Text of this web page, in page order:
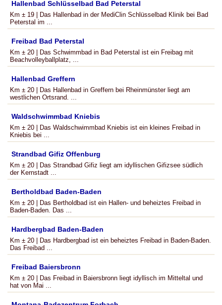
Hallenbad Schlüsselbad Bad Peterstal
Km ± 19 | Das Hallenbad in der MediClin Schlüsselbad Klinik bei Bad
Peterstal im ...
Freibad Bad Peterstal
Km ± 20 | Das Schwimmbad in Bad Peterstal ist ein Freibag mit
Beachvolleyballplatz, ...
Hallenbad Greffern
Km ± 20 | Das Hallenbad in Greffern bei Rheinmünster liegt am
westlichen Ortsrand. ...
Waldschwimmbad Kniebis
Km ± 20 | Das Waldschwimmbad Kniebis ist ein kleines Freibad in
Kniebis bei ...
Strandbad Gifiz Offenburg
Km ± 20 | Das Strandbad Gifiz liegt am idyllischen Gifizsee südlich
der Kernstadt ...
Bertholdbad Baden-Baden
Km ± 20 | Das Bertholdbad ist ein Hallen- und beheiztes Freibad in
Baden-Baden. Das ...
Hardbergbad Baden-Baden
Km ± 20 | Das Hardbergbad ist ein beheiztes Freibad in Baden-Baden.
Das Freibad ...
Freibad Baiersbronn
Km ± 20 | Das Freibad in Baiersbronn liegt idyllisch im Mitteltal und
hat von Mai ...